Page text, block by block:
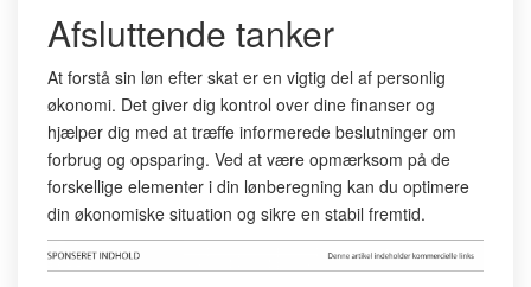
Afsluttende tanker
At forstå sin løn efter skat er en vigtig del af personlig
økonomi. Det giver dig kontrol over dine finanser og
hjælper dig med at træffe informerede beslutninger om
forbrug og opsparing. Ved at være opmærksom på de
forskellige elementer i din lønberegning kan du optimere
din økonomiske situation og sikre en stabil fremtid.